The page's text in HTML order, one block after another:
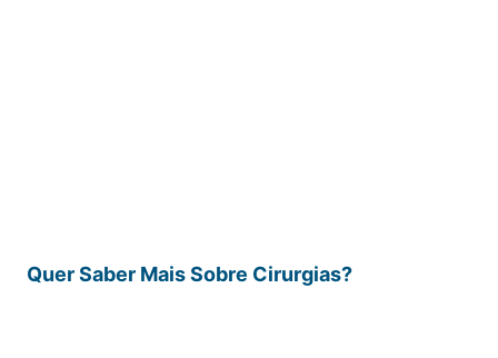
Quer Saber Mais Sobre Cirurgias?